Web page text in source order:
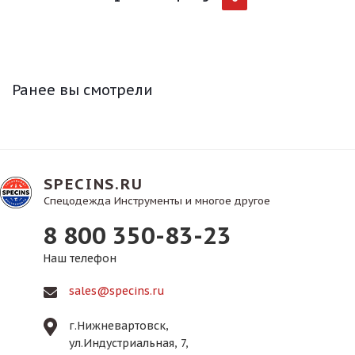
Ранее вы смотрели
SPECINS.RU
Спецодежда Инструменты и многое другое
8 800 350-83-23
Наш телефон
sales@specins.ru
г.Нижневартовск,
ул.Индустриальная, 7,